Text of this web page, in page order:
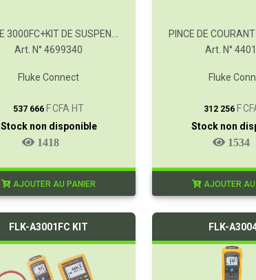
FLUKE 3000FC+KIT DE SUSPENSION DE COMPTEUR TPAK
Art. N° 4699340
Fluke Connect
537 666 F CFA HT
Stock non disponible
1418
AJOUTER AU PANIER
Art. N°
Fluke
312 256 F
Stock non
1534
AJOUTER
FLK-A3001FC KIT FLK-